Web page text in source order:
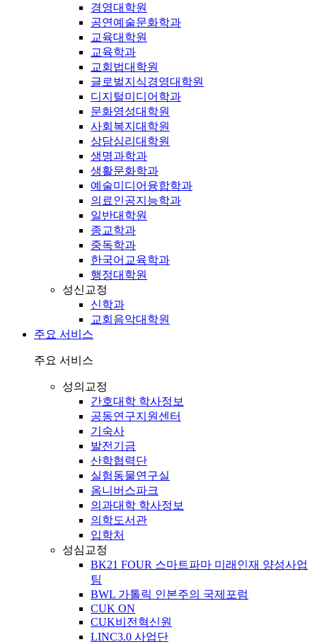
경영대학원
공연예술문화학과
교육대학원
교육학과
교회법대학원
글로벌지식경영대학원
디지털미디어학과
문화영성대학원
사회복지대학원
상담심리대학원
생명과학과
생활문화학과
예술미디어융합학과
의료인공지능학과
일반대학원
종교학과
중독학과
한국어교육학과
행정대학원
성신교정
신학과
교회음악대학원
주요 서비스
주요 서비스
성의교정
간호대학 학사정보
공동연구지원센터
기숙사
발전기금
산학협력단
실험동물연구실
옴니버스파크
의과대학 학사정보
의학도서관
입학처
성심교정
BK21 FOUR 스마트파마 미래인재 양성사업
팀
BWL 가톨릭 인본주의 국제포럼
CUK ON
CUK비전혁신원
LINC3.0 사업단